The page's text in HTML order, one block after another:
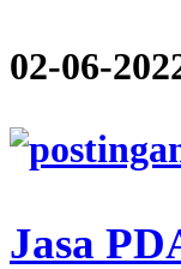
02-06-
Jasa